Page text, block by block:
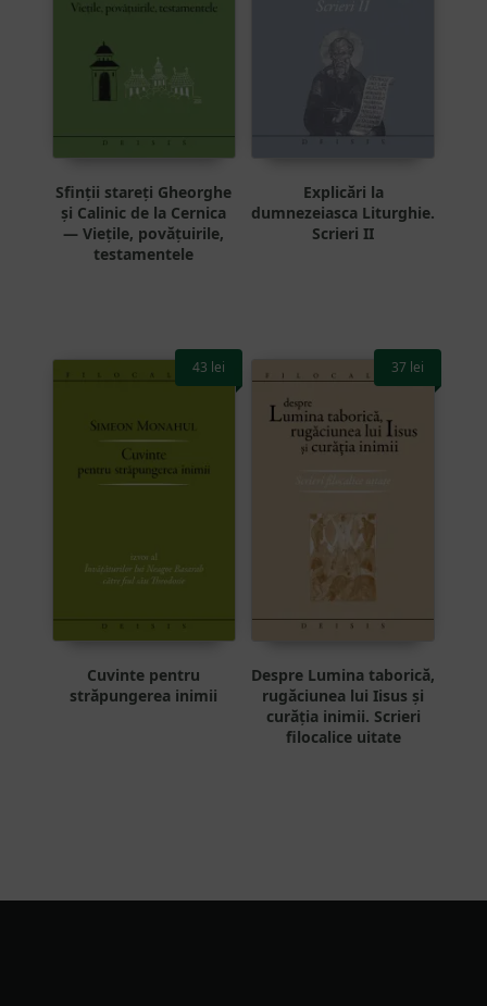
Sfinții stareți Gheorghe
și Calinic de la Cernica
— Viețile, povățuirile,
testamentele
Explicări la
dumnezeiasca Liturghie.
Scrieri II
Cuvinte pentru
străpungerea inimii
43 lei
Despre Lumina taborică,
rugăciunea lui Iisus și
curăția inimii. Scrieri
filocalice uitate
37 lei